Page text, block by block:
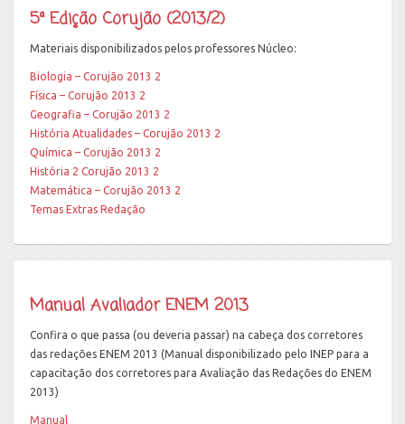
5ª Edição Corujão (2013/2)
Materiais disponibilizados pelos professores Núcleo:
Biologia – Corujão 2013 2
Física – Corujão 2013 2
Geografia – Corujão 2013 2
História Atualidades – Corujão 2013 2
Química – Corujão 2013 2
História 2 Corujão 2013 2
Matemática – Corujão 2013 2
Temas Extras Redação
Manual Avaliador ENEM 2013
Confira o que passa (ou deveria passar) na cabeça dos corretores
das redações ENEM 2013 (Manual disponibilizado pelo INEP para a
capacitação dos corretores para Avaliação das Redações do ENEM
2013)
Manual